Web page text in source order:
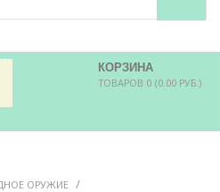
КОРЗИНА
ТОВАРОВ 0 (0.00 РУБ.)
ОРУЖИЕ /